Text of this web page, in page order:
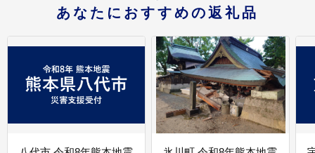
あなたにおすすめの返礼品